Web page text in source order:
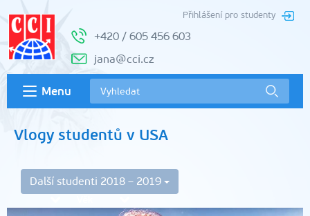
Přihlášení pro studenty
+420 / 605 456 603
jana@cci.cz
Menu
Vlogy studentů v USA
Další studenti 2018 – 2019